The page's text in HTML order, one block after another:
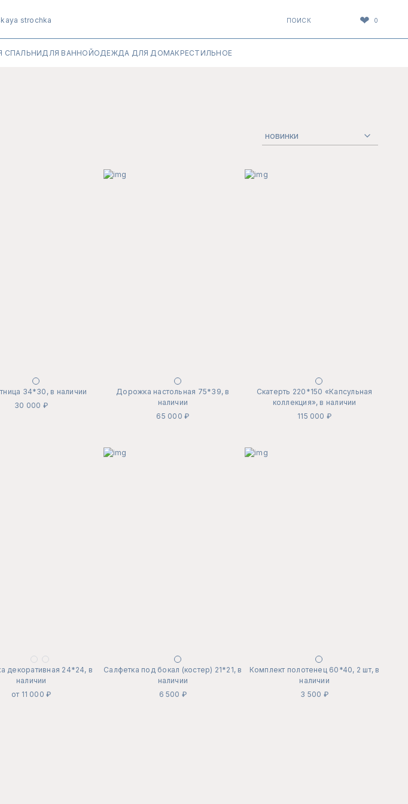
ПОИСК ❤ 0
СПАЛЬНИДЛЯ ВАННОЙОДЕЖДА ДЛЯ ДОМАКРЕСТИЛЬНОЕ
34*30, в наличии
30 000 ₽
Дорожка настольная 75*39, в
наличии
65 000 ₽
Скатерть 220*150 «Капсульная
коллекция», в наличии
115 000 ₽
декоративная 24*24, в
наличии
от 11 000 ₽
Салфетка под бокал (костер) 21*21, в
наличии
6 500 ₽
Комплект полотенец 60*40, 2 шт, в
наличии
3 500 ₽